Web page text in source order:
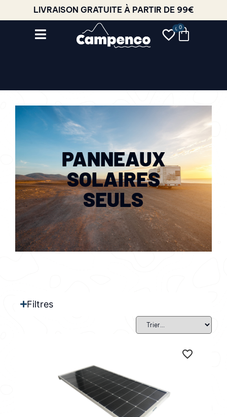
LIVRAISON GRATUITE À PARTIR DE 99€
0
PANNEAUX
SOLAIRES
SEULS
Filtres